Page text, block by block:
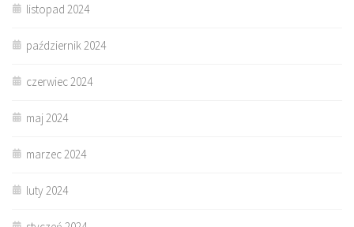
listopad 2024
październik 2024
czerwiec 2024
maj 2024
marzec 2024
luty 2024